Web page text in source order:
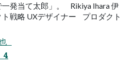
一発当て太郎」。 Rikiya Ihara 伊
戦略 UXデザイナー プロダクト
4